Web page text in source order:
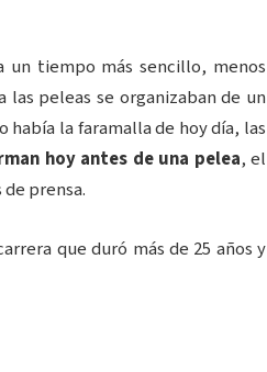
un tiempo más sencillo, menos
peleas se organizaban de un
la faramalla de hoy día, las
hoy antes de una pelea, el
prensa.
que duró más de 25 años y